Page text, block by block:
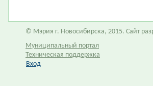
© Мэрия г. Новосибирска, 2015. Сайт
Муниципальный портал
Техническая поддержка
Вход